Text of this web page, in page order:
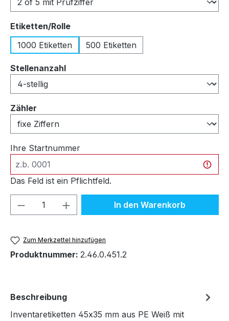
Etiketten/Rolleauswählen
1000 Etiketten
500 Etiketten
Stellenanzahlauswählen
Zähler
Ihre Startnummer
Das Feld ist ein Pflichtfeld.
Produkt Anzahl: Gib denIn den Warenkorb
Zum Merkzettel hinzufügen
Produktnummer: 2.46.0.451.2
Beschreibung
Inventaretiketten 45x35 mm aus PE Weiß mit